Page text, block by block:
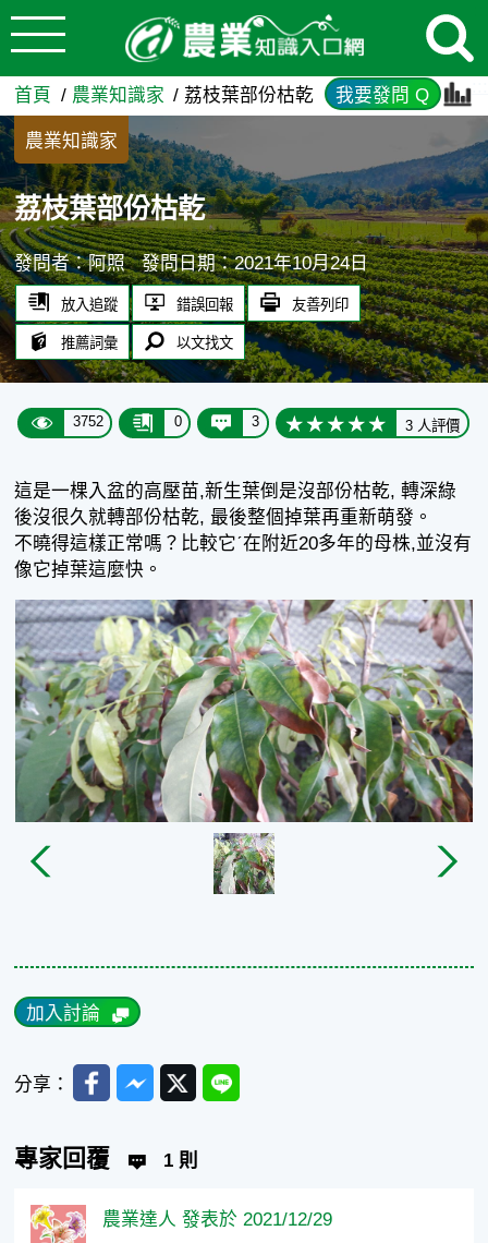
跳到主要內容
荔枝葉部份枯乾 - 農業知識入
首頁 農業知識家 荔枝葉部份枯乾 我要發問 Q
農業知識家
荔枝葉部份枯乾
發問者：阿照 發問日期：2021年10月24日
放入追蹤 錯誤回報 友善列印
推薦詞彙 以文找文
3752 0 3 3 人評價
這是一棵入盆的高壓苗,新生葉倒是沒部份枯乾, 轉深綠
後沒很久就轉部份枯乾, 最後整個掉葉再重新萌發。
不曉得這樣正常嗎？比較它ˊ在附近20多年的母株,並沒有
像它掉葉這麼快。
加入討論
分享： FacebookMessenger
TwitterLine
專家回覆 1 則
農業達人 發表於 2021/12/29